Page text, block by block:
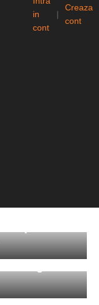
in
cont
|
Creaza
cont